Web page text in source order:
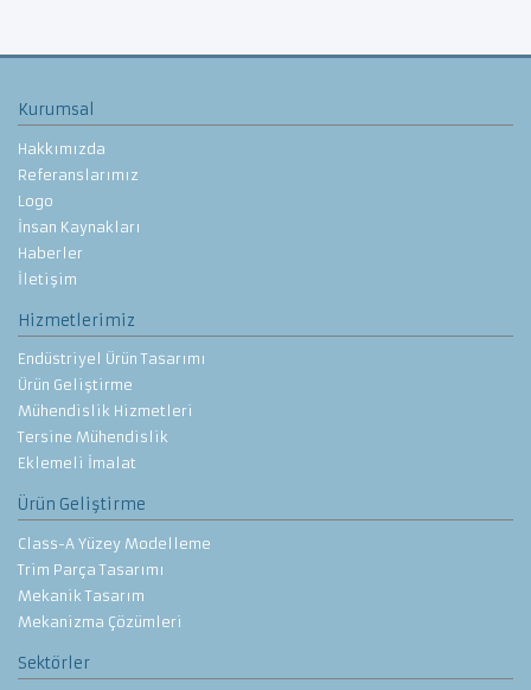
Kurumsal
Hakkımızda
Referanslarımız
Logo
İnsan Kaynakları
Haberler
İletişim
Hizmetlerimiz
Endüstriyel Ürün Tasarımı
Ürün Geliştirme
Mühendislik Hizmetleri
Tersine Mühendislik
Eklemeli İmalat
Ürün Geliştirme
Class-A Yüzey Modelleme
Trim Parça Tasarımı
Mekanik Tasarım
Mekanizma Çözümleri
Sektörler